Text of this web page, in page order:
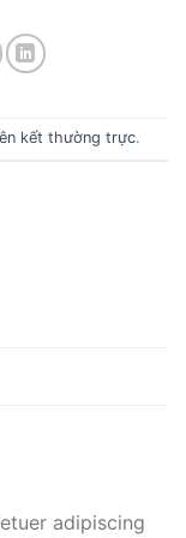
kết thường trực.
adipiscing